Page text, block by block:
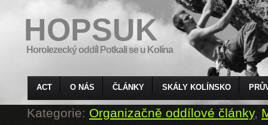
HOPSUK
Horolezecký oddíl Potkali se u Kolína
ACT O NÁS ČLÁNKY SKÁLY KOLÍNSKO
Kategorie:Organizačně oddílové články,